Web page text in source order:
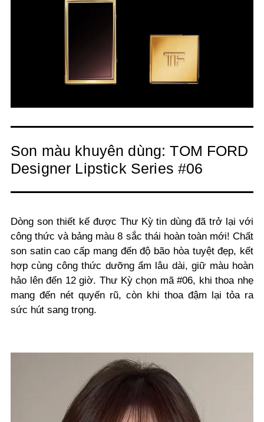
Son màu khuyên dùng: TOM FORD
Designer Lipstick Series #06
Dòng son thiết kế được Thư Kỳ tin dùng đã trở lại với
công thức và bảng màu 8 sắc thái hoàn toàn mới! Chất
son satin cao cấp mang đến độ bão hòa tuyệt đẹp, kết
hợp cùng công thức dưỡng ẩm lâu dài, giữ màu hoàn
hảo lên đến 12 giờ. Thư Kỳ chọn mã #06, khi thoa nhẹ
mang đến nét quyến rũ, còn khi thoa đậm lại tỏa ra
sức hút sang trọng.